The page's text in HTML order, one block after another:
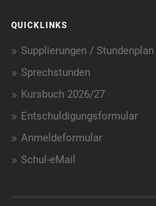
QUICKLINKS
Supplierungen / Stundenplan
Sprechstunden
Kursbuch 2026/27
Entschuldigungsformular
Anmeldeformular
Schul-eMail